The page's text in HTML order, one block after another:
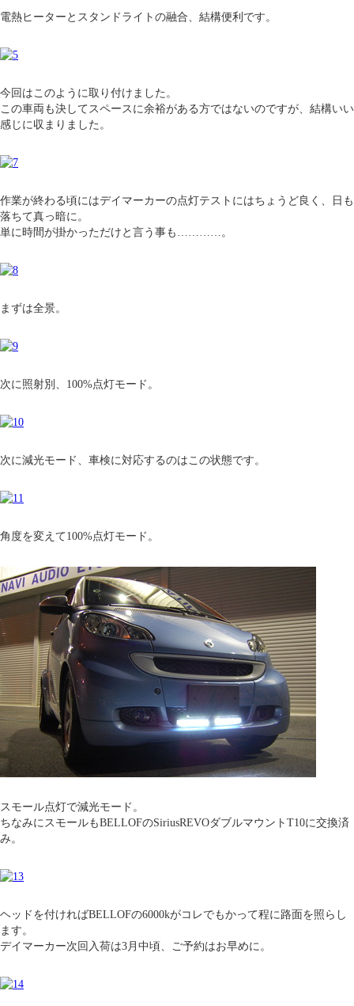
電熱ヒーターとスタンドライトの融合、結構便利です。
今回はこのように取り付けました。
この車両も決してスペースに余裕がある方ではないのですが、結構いい
感じに収まりました。
作業が終わる頃にはデイマーカーの点灯テストにはちょうど良く、日も
落ちて真っ暗に。
単に時間が掛かっただけと言う事も…………。
まずは全景。
次に照射別、100%点灯モード。
次に減光モード、車検に対応するのはこの状態です。
角度を変えて100%点灯モード。
スモール点灯で減光モード。
ちなみにスモールもBELLOFのSiriusREVOダブルマウントT10に交換済
み。
ヘッドを付ければBELLOFの6000kがコレでもかって程に路面を照らし
ます。
デイマーカー次回入荷は3月中頃、ご予約はお早めに。